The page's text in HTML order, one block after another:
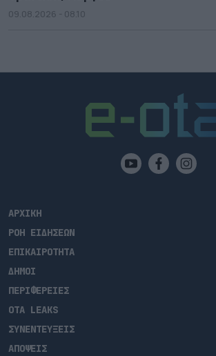
09.08.2026 - 08.10
ΑΡΧΙΚΗ
ΡΟΗ ΕΙΔΗΣΕΩΝ
ΕΠΙΚΑΙΡΟΤΗΤΑ
ΔΗΜΟΙ
ΠΕΡΙΦΕΡΕΙΕΣ
OTA LEAKS
ΣΥΝΕΝΤΕΥΞΕΙΣ
ΑΠΟΨΕΙΣ